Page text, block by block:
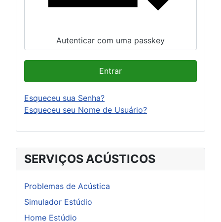
SERVIÇOS ACÚSTICOS
Problemas de Acústica
Simulador Estúdio
Home Estúdio
Autenticar com uma passkey
Entrar
Esqueceu sua Senha?
Esqueceu seu Nome de Usuário?